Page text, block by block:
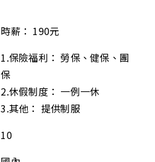
時薪： 190元
1.保險福利： 勞保、健保、團
保
2.休假制度： 一例一休
3.其他： 提供制服
10